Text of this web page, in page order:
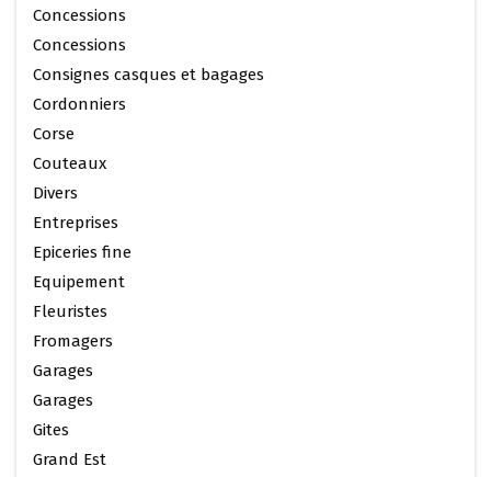
Concessions
Concessions
Consignes casques et bagages
Cordonniers
Corse
Couteaux
Divers
Entreprises
Epiceries fine
Equipement
Fleuristes
Fromagers
Garages
Garages
Gites
Grand Est